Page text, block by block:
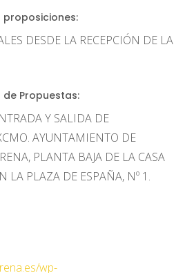
proposiciones:
DESDE LA RECEPCIÓN DE LA
Propuestas:
Y SALIDA DE
AYUNTAMIENTO DE
PLANTA BAJA DE LA CASA
LA PLAZA DE ESPAÑA, Nº 1.
wp-